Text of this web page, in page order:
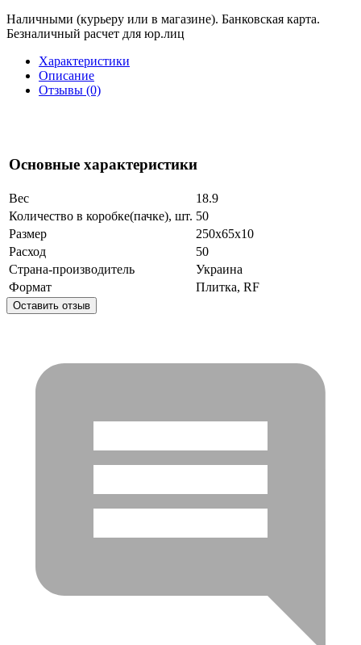
Наличными (курьеру или в магазине). Банковская карта.
Безналичный расчет для юр.лиц
Характеристики
Описание
Отзывы (0)
Основные характеристики
Вес
18.9
Количество в коробке(пачке), шт. 50
Размер
250x65x10
Расход
50
Страна-производитель
Украина
Формат
Плитка, RF
Оставить отзыв